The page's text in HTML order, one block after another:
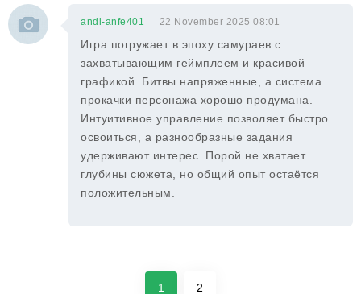
andi-anfe401 22 November 2025 08:01
Игра погружает в эпоху самураев с
захватывающим геймплеем и красивой
графикой. Битвы напряженные, а система
прокачки персонажа хорошо продумана.
Интуитивное управление позволяет быстро
освоиться, а разнообразные задания
удерживают интерес. Порой не хватает
глубины сюжета, но общий опыт остаётся
положительным.
1 2